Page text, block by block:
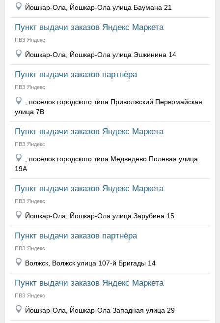
Йошкар-Ола, Йошкар-Ола улица Баумана 21
Пункт выдачи заказов Яндекс Маркета
ПВЗ Яндекс
Йошкар-Ола, Йошкар-Ола улица Эшкинина 14
Пункт выдачи заказов партнёра
ПВЗ Яндекс
, посёлок городского типа Приволжский Первомайская
улица 7В
Пункт выдачи заказов Яндекс Маркета
ПВЗ Яндекс
, посёлок городского типа Медведево Полевая улица
19А
Пункт выдачи заказов Яндекс Маркета
ПВЗ Яндекс
Йошкар-Ола, Йошкар-Ола улица Зарубина 15
Пункт выдачи заказов партнёра
ПВЗ Яндекс
Волжск, Волжск улица 107-й Бригады 14
Пункт выдачи заказов Яндекс Маркета
ПВЗ Яндекс
Йошкар-Ола, Йошкар-Ола Западная улица 29